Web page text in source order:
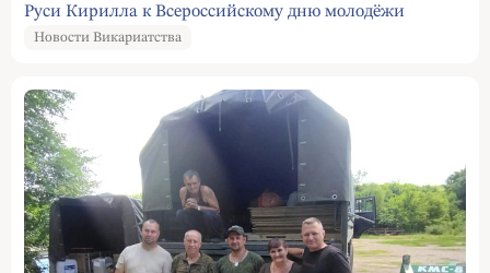
Руси Кирилла к Всероссийскому дню молодёжи
Новости Викариатства